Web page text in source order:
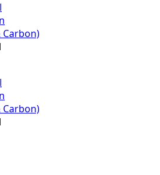
Carbon)
Carbon)